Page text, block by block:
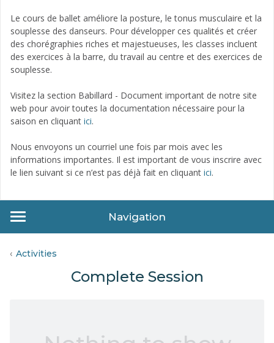
Le cours de ballet améliore la posture, le tonus musculaire et la
souplesse des danseurs. Pour développer ces qualités et créer
des chorégraphies riches et majestueuses, les classes incluent
des exercices à la barre, du travail au centre et des exercices de
souplesse.
Visitez la section Babillard - Document important de notre site
web pour avoir toutes la documentation nécessaire pour la
saison en cliquant ici.
Nous envoyons un courriel une fois par mois avec les
informations importantes. Il est important de vous inscrire avec
le lien suivant si ce n’est pas déjà fait en cliquant ici.
Navigation
Activities
Complete Session